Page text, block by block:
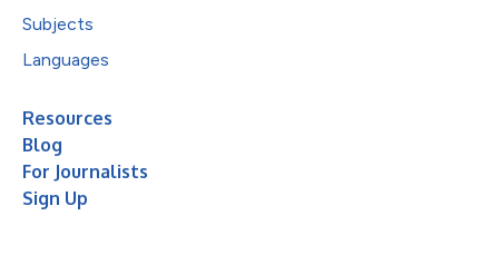
Subjects
Languages
Resources
Blog
For Journalists
Sign Up